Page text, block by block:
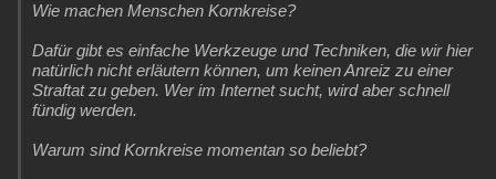
Wie machen Menschen Kornkreise?
Dafür gibt es einfache Werkzeuge und Techniken, die wir hier
natürlich nicht erläutern können, um keinen Anreiz zu einer
Straftat zu geben. Wer im Internet sucht, wird aber schnell
fündig werden.
Warum sind Kornkreise momentan so beliebt?